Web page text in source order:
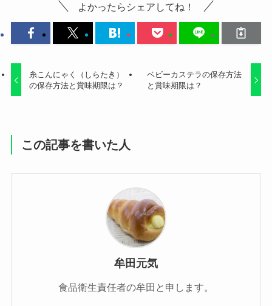
よかったらシェアしてね！
糸こんにゃく（しらたき）
の保存方法と賞味期限は？
ベビーカステラの保存方法
と賞味期限は？
この記事を書いた人
牟田元気
食品衛生責任者の牟田と申します。